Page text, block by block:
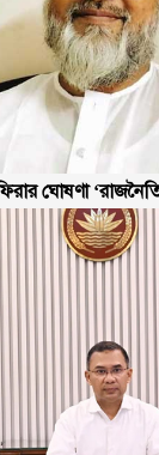
ঘোষণা